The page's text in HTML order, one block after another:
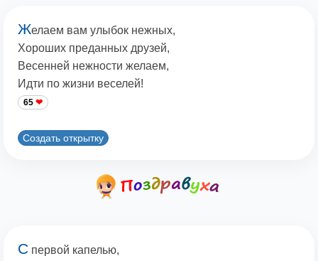
Желаем вам улыбок нежных,
Хороших преданных друзей,
Весенней нежности желаем,
Идти по жизни веселей!
65
Создать открытку
С первой капелью,